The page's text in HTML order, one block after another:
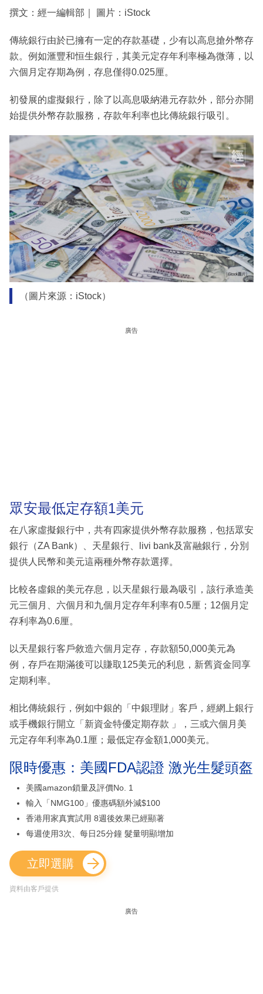
撰文：經一編輯部｜ 圖片：iStock
傳統銀行由於已擁有一定的存款基礎，少有以高息搶外幣存
款。例如滙豐和恒生銀行，其美元定存年利率極為微薄，以
六個月定存期為例，存息僅得0.025厘。
初發展的虛擬銀行，除了以高息吸納港元存款外，部分亦開
始提供外幣存款服務，存款年利率也比傳統銀行吸引。
（圖片來源：iStock）
廣告
眾安最低定存額1美元
在八家虛擬銀行中，共有四家提供外幣存款服務，包括眾安
銀行（ZA Bank）、天星銀行、livi bank及富融銀行，分別
提供人民幣和美元這兩種外幣存款選擇。
比較各虛銀的美元存息，以天星銀行最為吸引，該行承造美
元三個月、六個月和九個月定存年利率有0.5厘；12個月定
存利率為0.6厘。
以天星銀行客戶敘造六個月定存，存款額50,000美元為
例，存戶在期滿後可以賺取125美元的利息，新舊資金同享
定期利率。
相比傳統銀行，例如中銀的「中銀理財」客戶，經網上銀行
或手機銀行開立「新資金特優定期存款 」，三或六個月美
元定存年利率為0.1厘；最低定存金額1,000美元。
限時優惠：美國FDA認證 激光生髮頭盔
美國amazon鎖量及評價No. 1
輸入「NMG100」優惠碼額外減$100
香港用家真實試用 8週後效果已經顯著
每週使用3次、每日25分鐘 髮量明顯增加
立即選購
資料由客戶提供
廣告